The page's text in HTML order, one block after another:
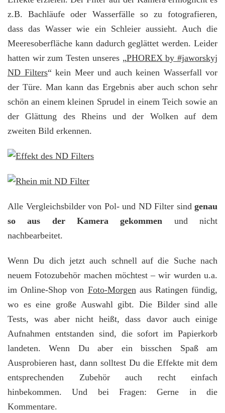
z.B. Bachläufe oder Wasserfälle so zu fotografieren,
dass das Wasser wie ein Schleier aussieht. Auch die
Meeresoberfläche kann dadurch geglättet werden. Leider
hatten wir zum Testen unseres „PHOREX by #jaworskyj
ND Filters“ kein Meer und auch keinen Wasserfall vor
der Türe. Man kann das Ergebnis aber auch schon sehr
schön an einem kleinen Sprudel in einem Teich sowie an
der Glättung des Rheins und der Wolken auf dem
zweiten Bild erkennen.
Alle Vergleichsbilder von Pol- und ND Filter sind genau
so aus der Kamera gekommen und nicht
nachbearbeitet.
Wenn Du dich jetzt auch schnell auf die Suche nach
neuem Fotozubehör machen möchtest – wir wurden u.a.
im Online-Shop von Foto-Morgenaus Ratingen fündig,
wo es eine große Auswahl gibt. Die Bilder sind alle
Tests, was aber nicht heißt, dass davor auch einige
Aufnahmen entstanden sind, die sofort im Papierkorb
landeten. Wenn Du aber ein bisschen Spaß am
Ausprobieren hast, dann solltest Du die Effekte mit dem
entsprechenden Zubehör auch recht einfach
hinbekommen. Und bei Fragen: Gerne in die
Kommentare.